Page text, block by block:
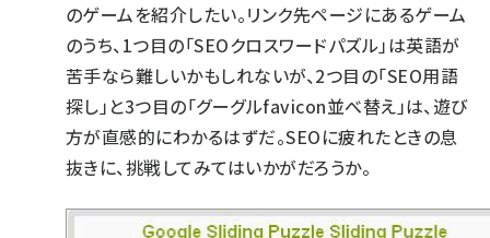
のゲームを紹介したい。リンク先ページにあるゲーム
のうち、1つ目の「SEOクロスワードパズル」は英語が
苦手なら難しいかもしれないが、2つ目の「SEO用語
探し」と3つ目の「グーグルfavicon並べ替え」は、遊び
方が直感的にわかるはずだ。SEOに疲れたときの息
抜きに、挑戦してみてはいかがだろうか。